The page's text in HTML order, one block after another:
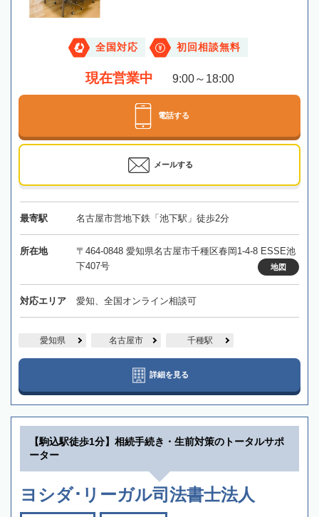
全国対応 初回相談無料
現在営業中 9:00～18:00
電話する
メールする
最寄駅 名古屋市営地下鉄「池下駅」徒歩2分
所在地
〒464-0848 愛知県名古屋市千種区春岡1-4-8 ESSE池
下407号
地図
対応エリア 愛知、全国オンライン相談可
愛知県 名古屋市 千種駅
詳細を見る
【駒込駅徒歩1分】相続手続き・生前対策のトータルサポ
ーター
ヨシダ･リーガル司法書士法人